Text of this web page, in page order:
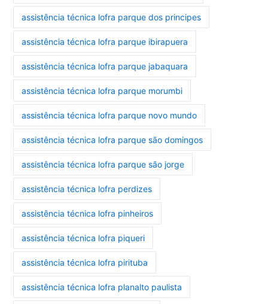
assistência técnica lofra parque dos principes
assistência técnica lofra parque ibirapuera
assistência técnica lofra parque jabaquara
assistência técnica lofra parque morumbi
assistência técnica lofra parque novo mundo
assistência técnica lofra parque são domingos
assistência técnica lofra parque são jorge
assistência técnica lofra perdizes
assistência técnica lofra pinheiros
assistência técnica lofra piqueri
assistência técnica lofra pirituba
assistência técnica lofra planalto paulista